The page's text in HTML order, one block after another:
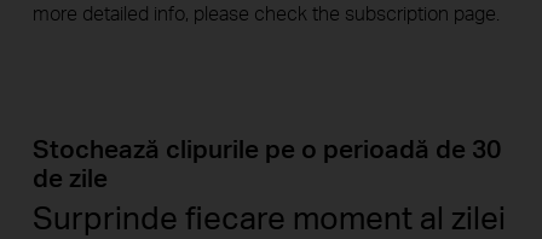
more detailed info, please check the subscription page.
Stochează clipurile pe o perioadă de 30
de zile
Surprinde fiecare moment al zilei